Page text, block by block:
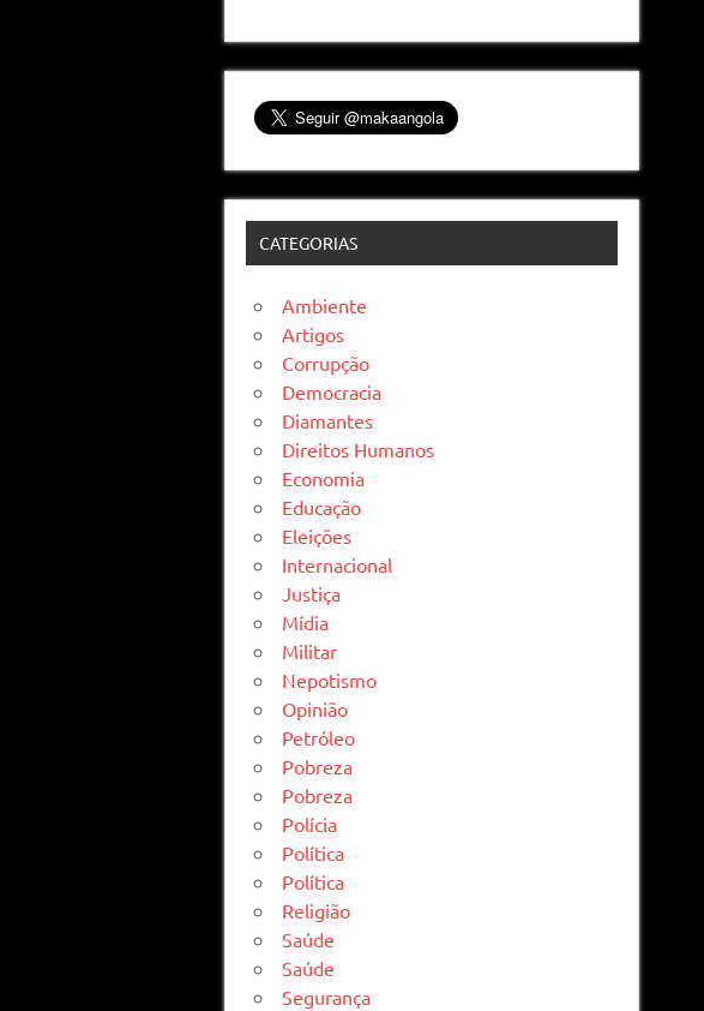
CATEGORIAS
Ambiente
Artigos
Corrupção
Democracia
Diamantes
Direitos Humanos
Economia
Educação
Eleições
Internacional
Justiça
Mídia
Militar
Nepotismo
Opinião
Petróleo
Pobreza
Pobreza
Polícia
Política
Política
Religião
Saúde
Saúde
Segurança